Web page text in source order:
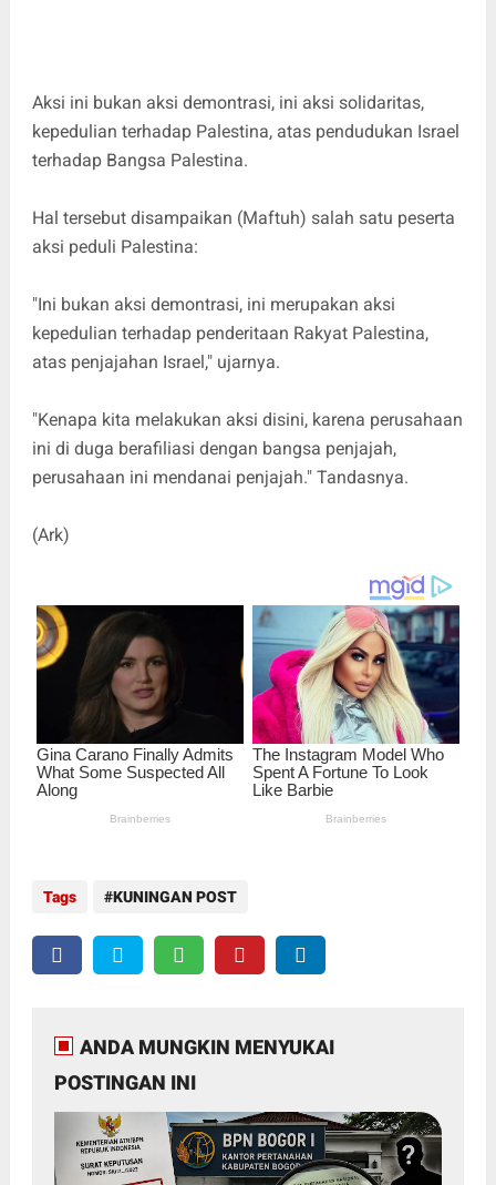
Aksi ini bukan aksi demontrasi, ini aksi solidaritas,
kepedulian terhadap Palestina, atas pendudukan Israel
terhadap Bangsa Palestina.
Hal tersebut disampaikan (Maftuh) salah satu peserta
aksi peduli Palestina:
"Ini bukan aksi demontrasi, ini merupakan aksi
kepedulian terhadap penderitaan Rakyat Palestina,
atas penjajahan Israel," ujarnya.
"Kenapa kita melakukan aksi disini, karena perusahaan
ini di duga berafiliasi dengan bangsa penjajah,
perusahaan ini mendanai penjajah." Tandasnya.
(Ark)
Tags KUNINGAN POST
ANDA MUNGKIN MENYUKAI
POSTINGAN INI